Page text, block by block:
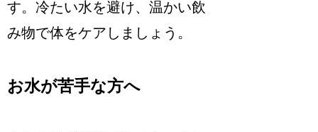
す。冷たい水を避け、温かい飲
み物で体をケアしましょう。
お水が苦手な方へ